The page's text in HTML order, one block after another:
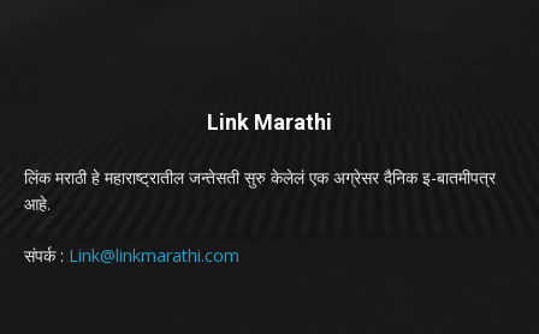
Link Marathi
लिंक मराठी हे महाराष्ट्रातील जन्तेसती सुरु केलेलं एक अग्रेसर दैनिक इ-बातमीपत्र
आहे.
संपर्क : Link@linkmarathi.com